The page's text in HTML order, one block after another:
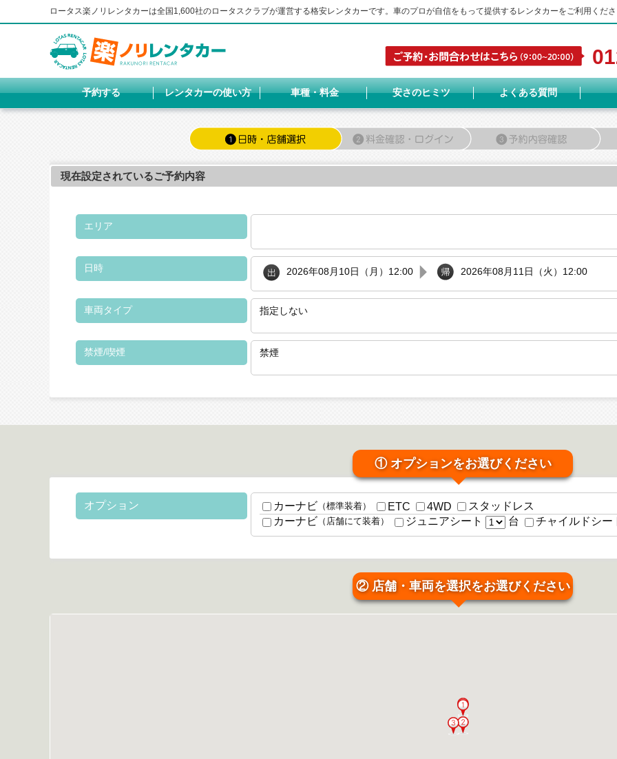
ロータス楽ノリレンタカーは全国1,600社のロータスクラブが運営する格安レンタカーです。車のプロが自信をもって提供するレンタカーをご利用くだ
予約する レンタカーの使い方 車種・料金 安さのヒミツ よくある質問
現在設定されているご予約内容
エリア
日時 2026年08月10日（月）12:00 2026年08月11日（火）12:00
車両タイプ 指定しない
禁煙/喫煙 禁煙
① オプションをお選びください
オプション カーナビ（標準装着） ETC 4WD
スタッドレス
カーナビ（店舗にて装着） ジュニアシート 台 チャイルドシー
② 店舗・車両を選択をお選びください